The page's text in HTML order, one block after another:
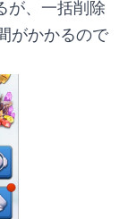
が、一括削除
がかかるので